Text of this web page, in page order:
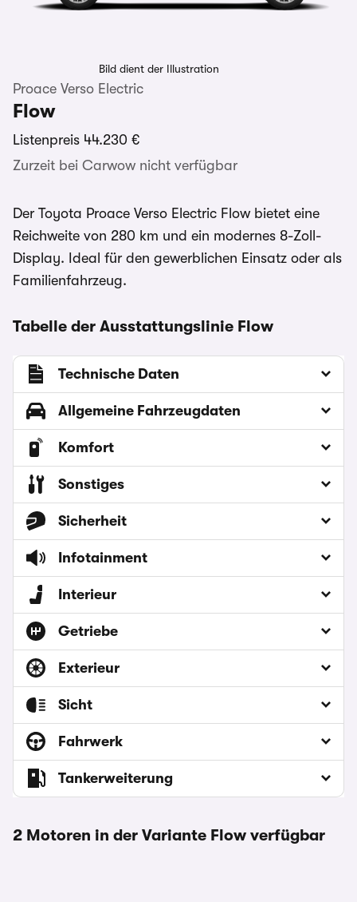
Bild dient der Illustration
Proace Verso Electric
Flow
Listenpreis 44.230 €
Zurzeit bei Carwow nicht verfügbar
Der Toyota Proace Verso Electric Flow bietet eine
Reichweite von 280 km und ein modernes 8-Zoll-
Display. Ideal für den gewerblichen Einsatz oder als
Familienfahrzeug.
Tabelle der Ausstattungslinie Flow
Technische Daten
Allgemeine Fahrzeugdaten
Komfort
Sonstiges
Sicherheit
Infotainment
Interieur
Getriebe
Exterieur
Sicht
Fahrwerk
Tankerweiterung
2 Motoren in der Variante Flow verfügbar